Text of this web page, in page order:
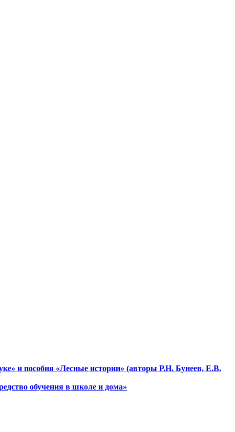
и пособия «Лесные истории» (авторы Р.Н. Бунеев, Е.В.
обучения в школе и дома»